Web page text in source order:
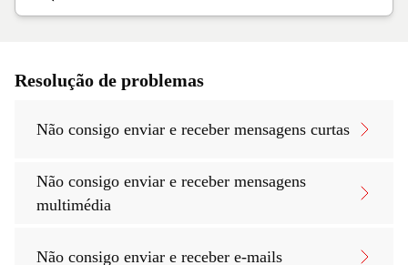
Resolução de problemas
Não consigo enviar e receber mensagens curtas
Não consigo enviar e receber mensagens
multimédia
Não consigo enviar e receber e-mails